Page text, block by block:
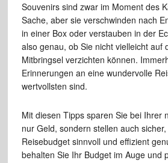
Souvenirs sind zwar im Moment des
Sache, aber sie verschwinden nach
in einer Box oder verstauben in der
also genau, ob Sie nicht vielleicht auf
Mitbringsel verzichten können.
Erinnerungen an eine wundervolle
wertvollsten sind.
Mit diesen Tipps sparen Sie bei Ihrer
nur Geld, sondern stellen auch
Reisebudget sinnvoll und effizient
behalten Sie Ihr Budget im Auge und